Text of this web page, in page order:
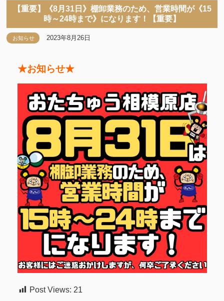
【重要】《8月31日》棚卸業務のため、営業時間が《15
時～24時まで》になります！【重要】
お知らせ 2023年8月26日
★お知らせ★
Post Views: 21